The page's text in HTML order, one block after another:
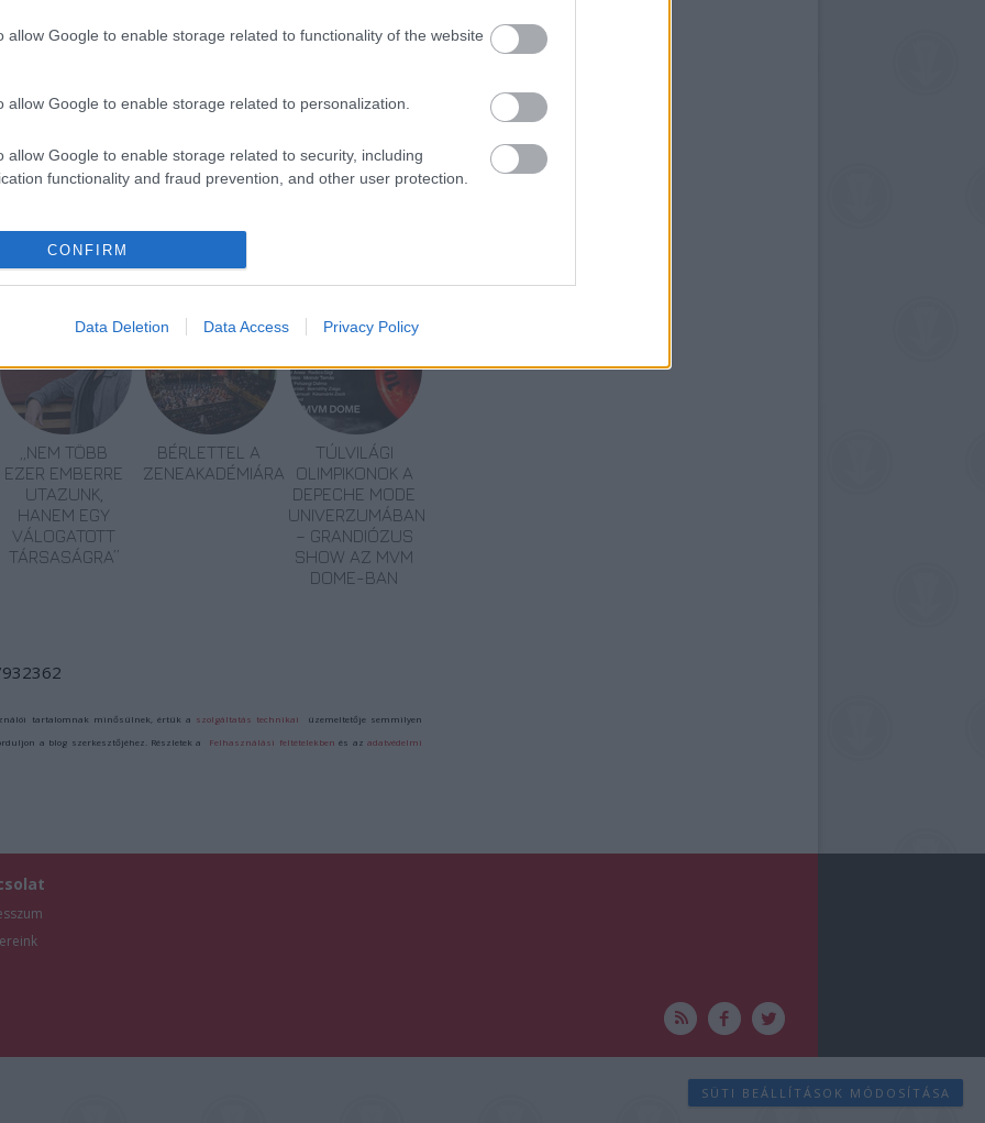
allow Google to enable storage related to functionality of the website
allow Google to enable storage related to personalization.
allow Google to enable storage related to security, including
functionality and fraud prevention, and other user protection.
CONFIRM
Data Deletion Data Access Privacy Policy
majd első citerás lemeze tavaly
Works Music Charts Europe
Zeneakadémia
„NEM TÖBB
EZER EMBERRE
UTAZUNK,
HANEM EGY
VÁLOGATOTT
TÁRSASÁGRA”
BÉRLETTEL A
ZENEAKADÉMIÁRA
TÚLVILÁGI
OLIMPIKONOK A
DEPECHE MODE
UNIVERZUMÁBAN
– GRANDIÓZUS
SHOW AZ MVM
DOME-BAN
tartalomnak minősülnek, értük a szolgáltatás technikai üzemeltetője semmilyen
a blog szerkesztőjéhez. Részletek a Felhasználási feltételekben és azadatvédelmi
SÜTI BEÁLLÍTÁSOK MÓDOSÍTÁSA